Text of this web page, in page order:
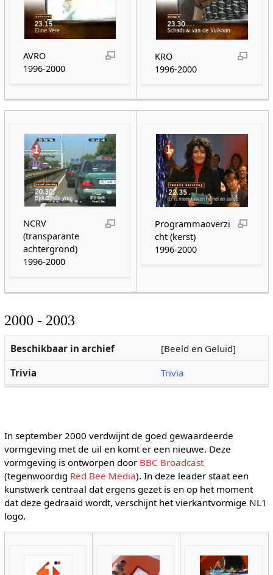
AVRO
1996-2000
KRO
1996-2000
NCRV
(transparante
achtergrond)
1996-2000
Programmaoverzi
cht (kerst)
1996-2000
2000 - 2003
Beschikbaar in archief
[Beeld en Geluid]
Trivia
Trivia
In september 2000 verdwijnt de goed gewaardeerde
vormgeving met de uil en komt er een nieuwe. Deze
vormgeving is ontworpen door BBC Broadcast
(tegenwoordig Red Bee Media). In deze leader staat een
kunstwerk centraal dat ergens gezet is en op het moment
dat deze gedraaid wordt, verschijnt het vierkantvormige NL1
logo.